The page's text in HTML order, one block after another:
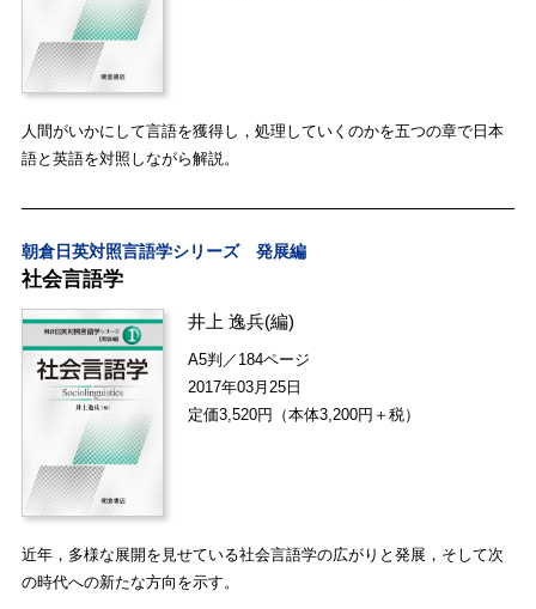
人間がいかにして言語を獲得し，処理していくのかを五つの章で日本
語と英語を対照しながら解説。
朝倉日英対照言語学シリーズ 発展編
社会言語学
井上 逸兵(編)
A5判／184ページ
2017年03月25日
定価3,520円（本体3,200円＋税）
近年，多様な展開を見せている社会言語学の広がりと発展，そして次
の時代への新たな方向を示す。